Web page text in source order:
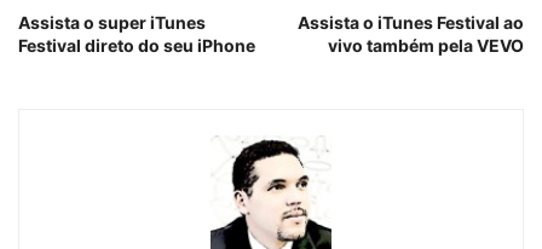
Assista o super iTunes
Festival direto do seu iPhone
Assista o iTunes Festival ao
vivo também pela VEVO